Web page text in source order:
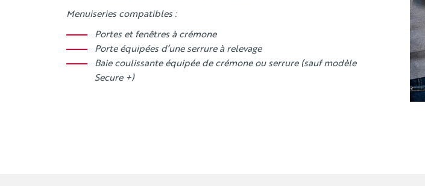
Menuiseries compatibles :
Portes et fenêtres à crémone
Porte équipées d’une serrure à relevage
Baie coulissante équipée de crémone ou serrure (sauf modèle
Secure +)